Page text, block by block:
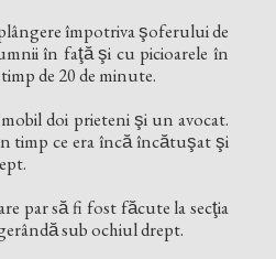
împotriva şoferului de
în faţă şi cu picioarele în
de 20 de minute.
doi prieteni şi un avocat.
timp ce era încă încătuşat şi
par să fi fost făcute la secţia
sub ochiul drept.